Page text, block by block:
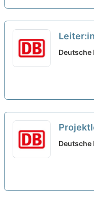
Deutsche
Deutsche